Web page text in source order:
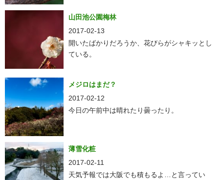
ッ
山田池公園梅林
2017-02-13
開いたばかりだろうか、花びらがシャキッとし
ている。
メジロはまだ？
2017-02-12
今日の午前中は晴れたり曇ったり。
薄雪化粧
2017-02-11
天気予報では大阪でも積もるよ…と言ってい